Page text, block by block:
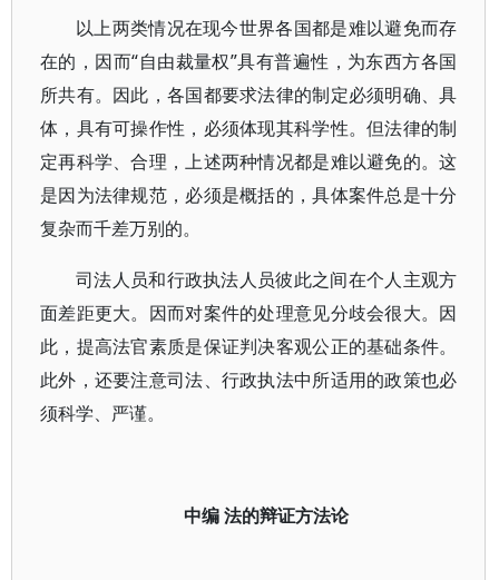
以上两类情况在现今世界各国都是难以避免而存
在的，因而“自由裁量权”具有普遍性，为东西方各国
所共有。因此，各国都要求法律的制定必须明确、具
体，具有可操作性，必须体现其科学性。但法律的制
定再科学、合理，上述两种情况都是难以避免的。这
是因为法律规范，必须是概括的，具体案件总是十分
复杂而千差万别的。
司法人员和行政执法人员彼此之间在个人主观方
面差距更大。因而对案件的处理意见分歧会很大。因
此，提高法官素质是保证判决客观公正的基础条件。
此外，还要注意司法、行政执法中所适用的政策也必
须科学、严谨。
中编 法的辩证方法论